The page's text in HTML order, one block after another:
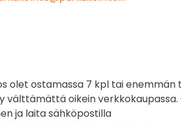
olet ostamassa 7 kpl tai enemmän
välttämättä oikein verkkokaupassa.
ja laita sähköpostilla